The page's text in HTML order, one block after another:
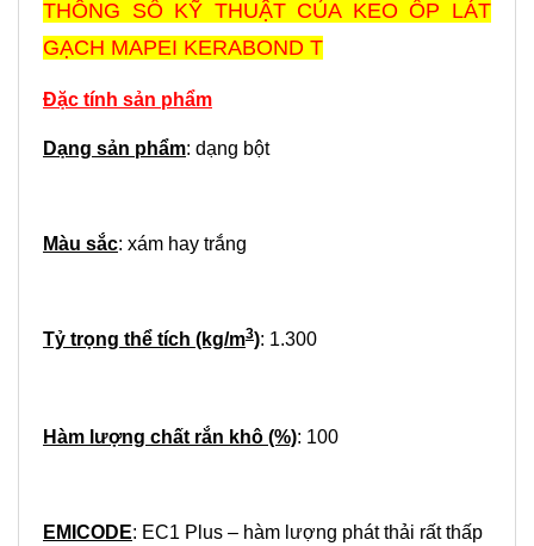
THÔNG SỐ KỸ THUẬT CỦA KEO ỐP LÁT
GẠCH MAPEI KERABOND T
Đặc tính sản phẩm
Dạng sản phẩm: dạng bột
Màu sắc: xám hay trắng
Tỷ trọng thể tích (kg/m3): 1.300
Hàm lượng chất rắn khô (%): 100
EMICODE: EC1 Plus – hàm lượng phát thải rất thấp